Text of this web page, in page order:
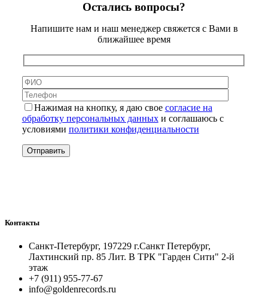
Остались вопросы?
Напишите нам и наш менеджер свяжется с Вами в
ближайшее время
Нажимая на кнопку, я даю свое согласие на
обработку персональных данныхи соглашаюсь с
условиями политики конфиденциальности
Контакты
Санкт-Петербург, 197229 г.Санкт Петербург,
Лахтинский пр. 85 Лит. B ТРК "Гарден Сити" 2-й
этаж
+7 (911) 955-77-67
info@goldenrecords.ru